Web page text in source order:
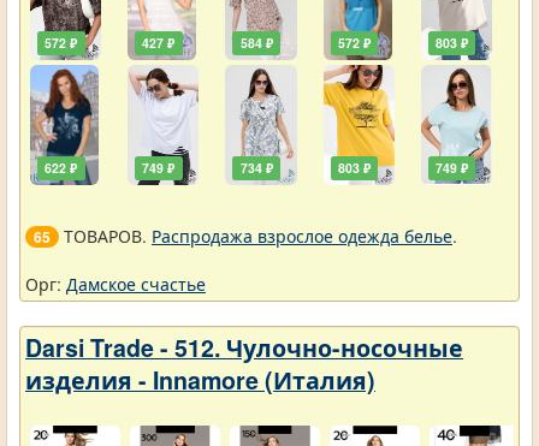
572 ₽
622 ₽
427 ₽
749 ₽
584 ₽
734 ₽
572 ₽
803 ₽
803 ₽
749 ₽
65 ТОВАРОВ. Распродажа взрослое одежда белье.
Орг: Дамское счастье
Darsi Trade - 512. Чулочно-носочные
изделия - Innamore (Италия)